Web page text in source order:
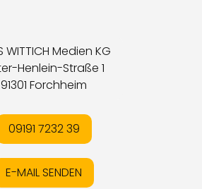
WITTICH Medien KG
Henlein-Straße 1
91301 Forchheim
09191 7232 39
E-MAIL SENDEN